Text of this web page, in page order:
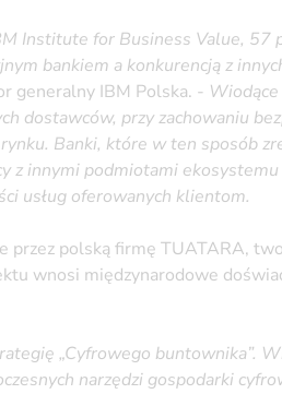
Institute for Business Value,
bankiem a konkurencją z
generalny IBM Polska. -
dostawców, przy zachowaniu
Banki, które w ten sposób
z innymi podmiotami
usług oferowanych klientom.
przez polską firmę TUATARA,
wnosi międzynarodowe
„Cyfrowego buntownika”.
narzędzi gospodarki